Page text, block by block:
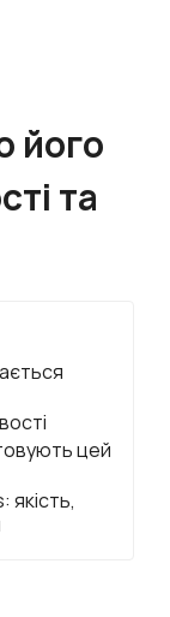
його
та
цей
якість,